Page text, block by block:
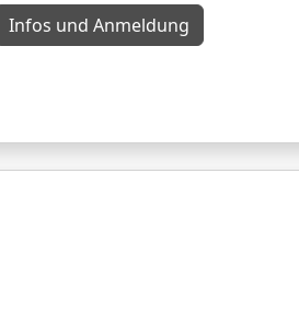
Infos und Anmeldung